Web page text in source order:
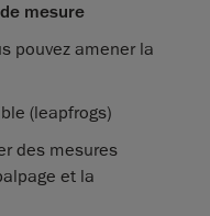
mesure
pouvez amener la
(leapfrogs)
des mesures
et la